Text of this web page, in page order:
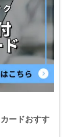
ードおすす